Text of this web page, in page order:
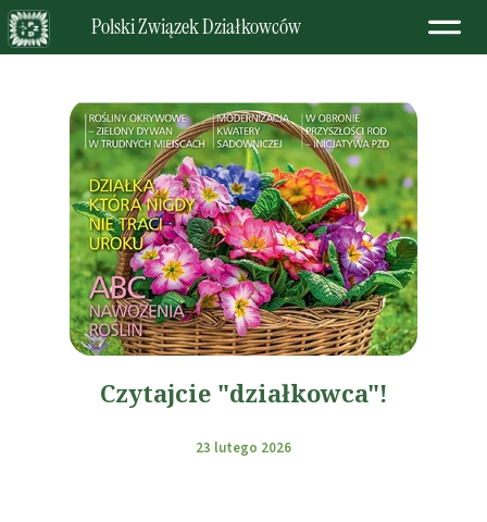
Polski Związek Działkowców
23 lutego 2026
Czytajcie "działkowca"!